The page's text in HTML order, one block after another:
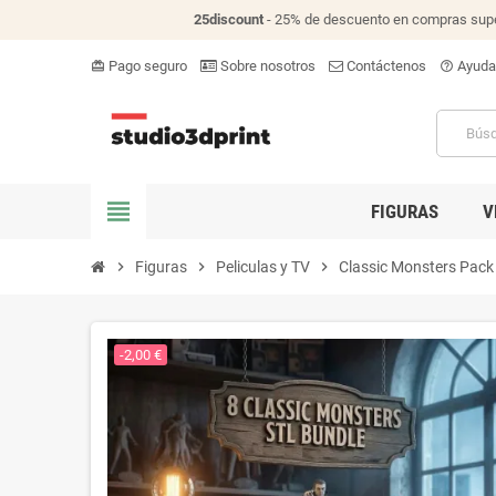
25discount- 25% de descuento en compras
card_giftcard Pago seguro Sobre nosotros Contáctenos help_outline Ayuda
view_headline FIGURAS
chevron_right Figuras chevron_right Peliculas y TV chevron_right Classic Monsters
-2,00 €